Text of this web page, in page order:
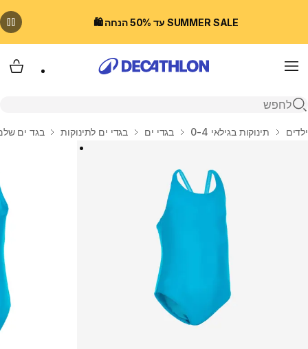
SUMMER SALE עד 50% הנחה 🛍️
Menu
פתיחת חיפוש
בית
ילדים תינוקות בגילאי 0-4 בגדי ים בגדי ים לתינוקות בגד ים